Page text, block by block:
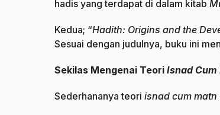
hadis yang terdapat di dalam kitab
Kedua; “Hadith: Origins and the
Sesuai dengan judulnya, buku ini
Sekilas Mengenai Teori Isnad Cum
Sederhananya teori isnad cum matn